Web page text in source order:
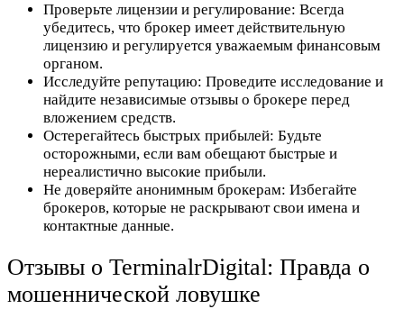
Проверьте лицензии и регулирование: Всегда
убедитесь, что брокер имеет действительную
лицензию и регулируется уважаемым финансовым
органом.
Исследуйте репутацию: Проведите исследование и
найдите независимые отзывы о брокере перед
вложением средств.
Остерегайтесь быстрых прибылей: Будьте
осторожными, если вам обещают быстрые и
нереалистично высокие прибыли.
Не доверяйте анонимным брокерам: Избегайте
брокеров, которые не раскрывают свои имена и
контактные данные.
Отзывы о TerminalrDigital: Правда о
мошеннической ловушке